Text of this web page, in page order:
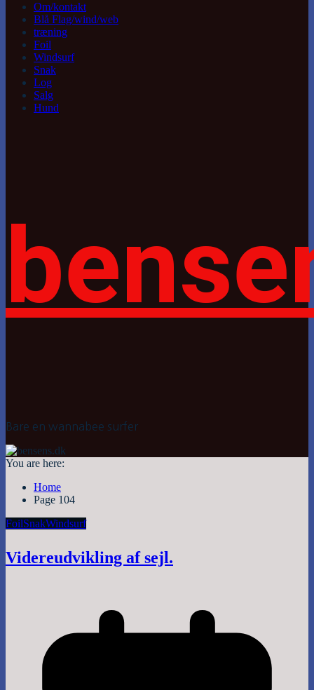
Om/kontakt
Blå Flag/wind/web
træning
Foil
Windsurf
Snak
Log
Salg
Hund
Bare en wannabee surfer
You are here:
Home
Page 104
FoilSnakWindsurf
Videreudvikling af sejl.